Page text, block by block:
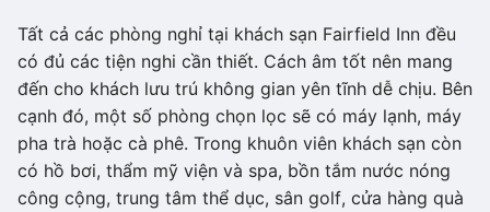
Tất cả các phòng nghỉ tại khách sạn Fairfield Inn đều
có đủ các tiện nghi cần thiết. Cách âm tốt nên mang
đến cho khách lưu trú không gian yên tĩnh dễ chịu. Bên
cạnh đó, một số phòng chọn lọc sẽ có máy lạnh, máy
pha trà hoặc cà phê. Trong khuôn viên khách sạn còn
có hồ bơi, thẩm mỹ viện và spa, bồn tắm nước nóng
công cộng, trung tâm thể dục, sân golf, cửa hàng quà